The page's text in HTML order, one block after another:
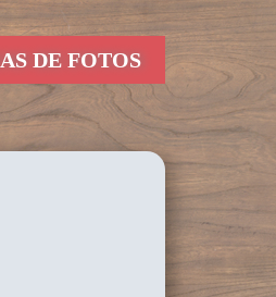
DE FOTOS